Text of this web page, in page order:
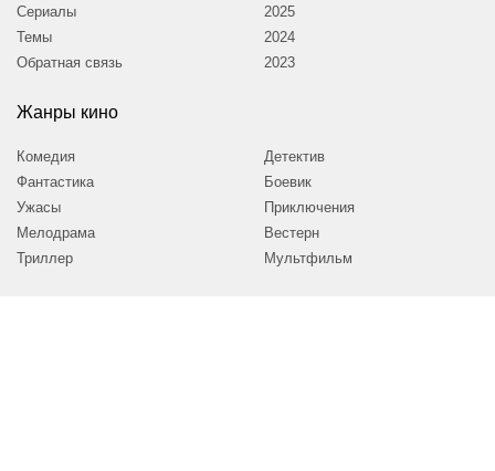
Сериалы
Темы
Обратная связь
2025
2024
2023
Жанры кино
Комедия
Фантастика
Ужасы
Мелодрама
Триллер
Детектив
Боевик
Приключения
Вестерн
Мультфильм